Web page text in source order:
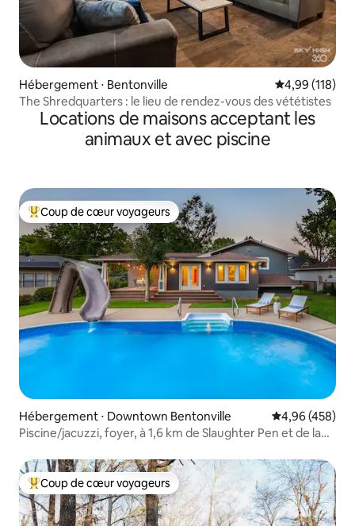
Hébergement ⋅ Bentonville Évaluation
4,99 (118)
The Shredquarters : le lieu de rendez-vous des vététistes
Locations de maisons acceptant les
animaux et avec piscine
Coups de cœur voyageurs les plus appréciés
Coup de cœur voyageurs
Hébergement ⋅ Downtown Bentonville Évaluation
4,96 (458)
Piscine/jacuzzi, foyer, à 1,6 km de Slaughter Pen et de la
Coups de cœur voyageurs les plus appréciés
Coup de cœur voyageurs